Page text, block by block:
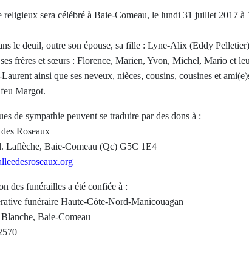
religieux sera célébré à Baie-Comeau, le lundi 31 juillet 2017 à
le deuil, outre son épouse, sa fille : Lyne-Alix (Eddy
frères et sœurs : Florence, Marien, Yvon, Michel, Mario et
ainsi que ses neveux, nièces, cousins, cousines et
Margot.
de sympathie peuvent se traduire par des dons à :
Roseaux
Laflèche, Baie-Comeau (Qc) G5C 1E4
des funérailles a été confiée à :
funéraire Haute-Côte-Nord-Manicouagan
Baie-Comeau